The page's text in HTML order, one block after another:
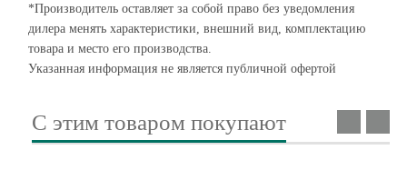
*Производитель оставляет за собой право без уведомления
дилера менять характеристики, внешний вид, комплектацию
товара и место его производства.
Указанная информация не является публичной офертой
С этим товаром покупают